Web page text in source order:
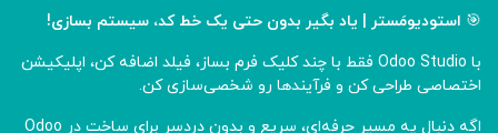
🎯 استودیومَستر | یاد بگیر بدون حتی یک خط کد، سیستم بسازی!
با Odoo Studio فقط با چند کلیک فرم بساز، فیلد اضافه کن، اپلیکیشن
اختصاصی طراحی کن و فرآیندها رو شخصی‌سازی کن.
اگه دنبال یه مسیر حرفه‌ای، سریع و بدون دردسر برای ساخت در Odoo